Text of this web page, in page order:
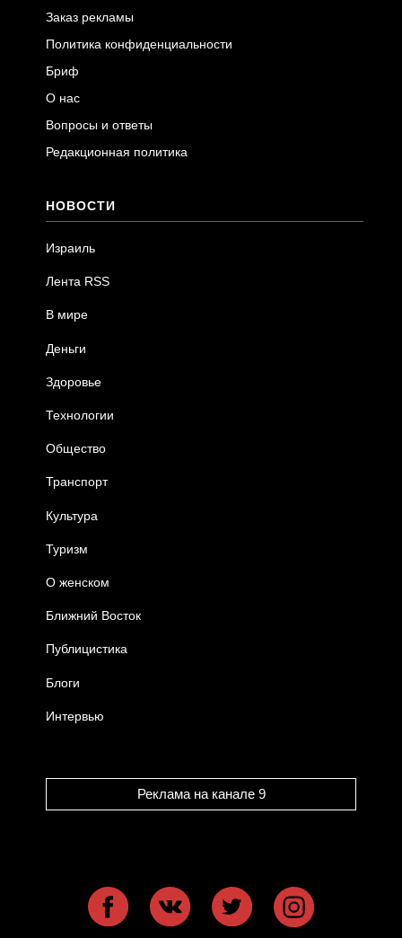
Заказ рекламы
Политика конфиденциальности
Бриф
О нас
Вопросы и ответы
Редакционная политика
НОВОСТИ
Израиль
Лента RSS
В мире
Деньги
Здоровье
Технологии
Общество
Транспорт
Культура
Туризм
О женском
Ближний Восток
Публицистика
Блоги
Интервью
Реклама на канале 9